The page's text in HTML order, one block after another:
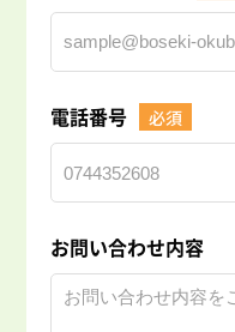
電話番号 必須
お問い合わせ内容